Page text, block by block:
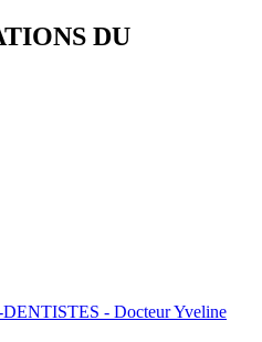
DU
- Docteur Yveline